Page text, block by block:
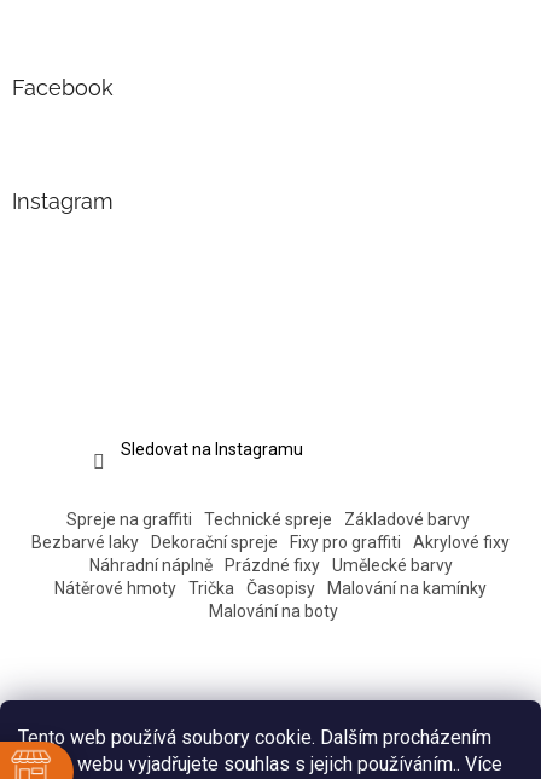
Tento web používá soubory cookie. Dalším procházením
tohoto webu vyjadřujete souhlas s jejich používáním.. Více
Facebook
Instagram
Sledovat na Instagramu
Spreje na graffiti Technické spreje
Základové barvy
Bezbarvé laky
Dekorační spreje Fixy pro graffiti
Akrylové fixy
Náhradní náplně
Prázdné fixy
Umělecké barvy
Nátěrové hmoty
Trička Časopisy
Malování na kamínky
Malování na boty